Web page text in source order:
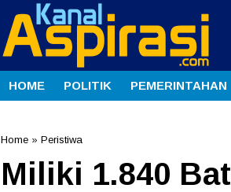
HOME POLITIK PEMERINTAHAN
Home » Peristiwa
Miliki 1.840